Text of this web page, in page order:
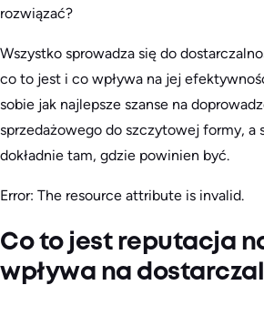
rozwiązać?
Wszystko sprowadza się do
co to jest i co wpływa na jej
sobie jak najlepsze szanse na
sprzedażowego do szczytowej formy, a
dokładnie tam, gdzie powinien być.
Error: The resource attribute is invalid.
Co to jest reputacja
wpływa na